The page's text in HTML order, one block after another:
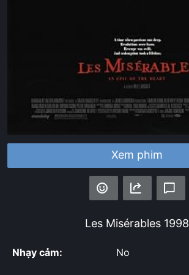
Xem phim
Les Misérables 1998
Nhạy cảm: No